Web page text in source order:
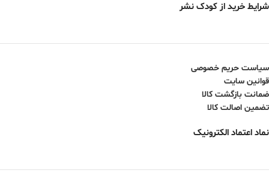
شرایط خرید از کودک نشر
سیاست حریم خصوصی
قوانین سایت
ضمانت بازگشت کالا
تضمین اصالت کالا
نماد اعتماد الکترونیک